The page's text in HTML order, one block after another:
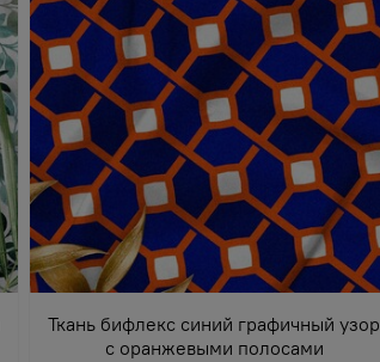
Ткань бифлекс синий графичный узор
с оранжевыми полосами